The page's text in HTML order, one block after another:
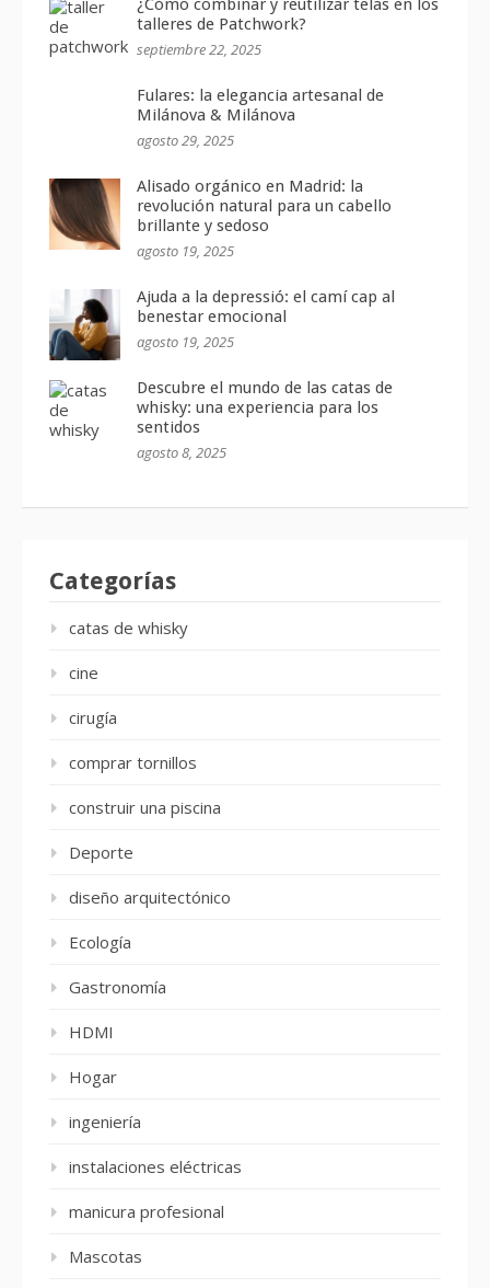
talleres de Patchwork?
septiembre 22, 2025
Fulares: la elegancia artesanal de
Milánova & Milánova
agosto 29, 2025
Alisado orgánico en Madrid: la
revolución natural para un cabello
brillante y sedoso
agosto 19, 2025
Ajuda a la depressió: el camí cap al
benestar emocional
agosto 19, 2025
Descubre el mundo de las catas de
whisky: una experiencia para los
sentidos
agosto 8, 2025
Categorías
catas de whisky
cine
cirugía
comprar tornillos
construir una piscina
Deporte
diseño arquitectónico
Ecología
Gastronomía
HDMI
Hogar
ingeniería
instalaciones eléctricas
manicura profesional
Mascotas